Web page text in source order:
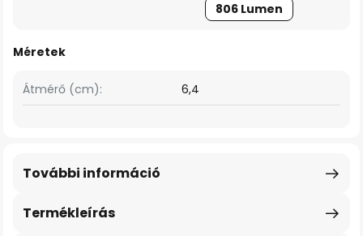
806 Lumen
Méretek
Átmérő (cm): 6,4
Termékleírás
További információ